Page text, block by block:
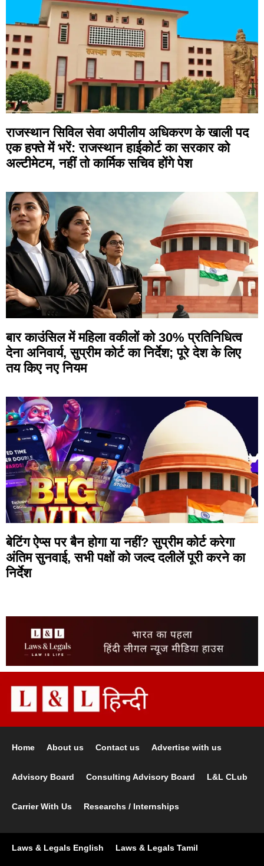
राजस्थान सिविल सेवा अपीलीय अधिकरण के खाली पद
एक हफ्ते में भरें: राजस्थान हाईकोर्ट का सरकार को
अल्टीमेटम, नहीं तो कार्मिक सचिव होंगे पेश
बार काउंसिल में महिला वकीलों को 30% प्रतिनिधित्व
देना अनिवार्य, सुप्रीम कोर्ट का निर्देश; पूरे देश के लिए
तय किए नए नियम
बेटिंग ऐप्स पर बैन होगा या नहीं? सुप्रीम कोर्ट करेगा
अंतिम सुनवाई, सभी पक्षों को जल्द दलीलें पूरी करने का
निर्देश
Home About us Contact us Advertise with us
Advisory Board Consulting Advisory Board L&L CLub
Carrier With Us Researchs / Internships
Laws & Legals English Laws & Legals Tamil